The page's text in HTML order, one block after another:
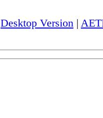
Desktop Version |